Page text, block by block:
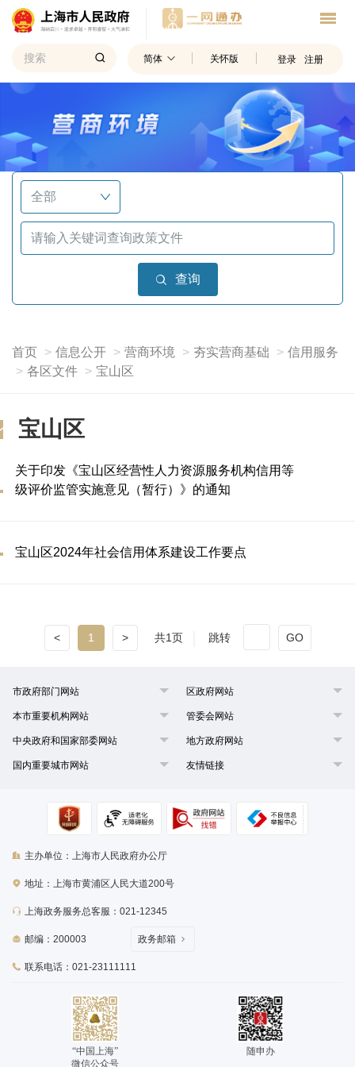
简体 关怀版 登录 注册
查询
首页 信息公开 营商环境 夯实营商基础
信用服务
各区文件
宝山区
宝山区
关于印发《宝山区经营性人力资源服务机构信用等
级评价监管实施意见（暂行）》的通知
宝山区2024年社会信用体系建设工作要点
< 1 > 共1页 跳转 GO
市政府部门网站 区政府网站
本市重要机构网站 管委会网站
中央政府和国家部委网站 地方政府网站
国内重要城市网站 友情链接
主办单位：上海市人民政府办公厅
地址：上海市黄浦区人民大道200号
上海政务服务总客服：021-12345
邮编：200003
联系电话：021-23111111
政务邮箱
“中国上海”
微信公众号
随申办